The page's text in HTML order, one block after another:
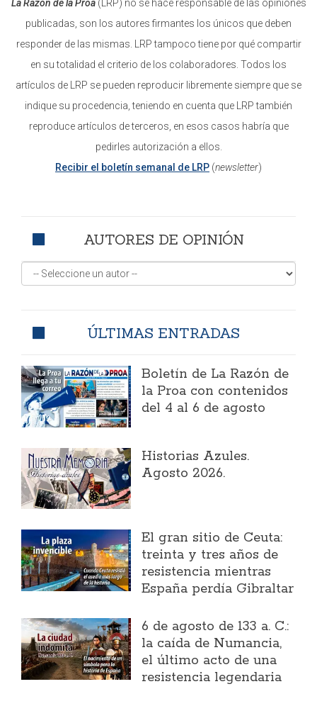
La Razón de la Proa(LRP) no se hace responsable de las opiniones
publicadas, son los autores firmantes los únicos que deben
responder de las mismas. LRP tampoco tiene por qué compartir
en su totalidad el criterio de los colaboradores. Todos los
artículos de LRP se pueden reproducir libremente siempre que se
indique su procedencia, teniendo en cuenta que LRP también
reproduce artículos de terceros, en esos casos habría que
pedirles autorización a ellos.
Recibir el boletín semanal de LRP (newsletter)
AUTORES DE OPINIÓN
ÚLTIMAS ENTRADAS
Boletín de La Razón de
la Proa con contenidos
del 4 al 6 de agosto
Historias Azules.
Agosto 2026.
El gran sitio de Ceuta:
treinta y tres años de
resistencia mientras
España perdía Gibraltar
6 de agosto de 133 a. C.:
la caída de Numancia,
el último acto de una
resistencia legendaria